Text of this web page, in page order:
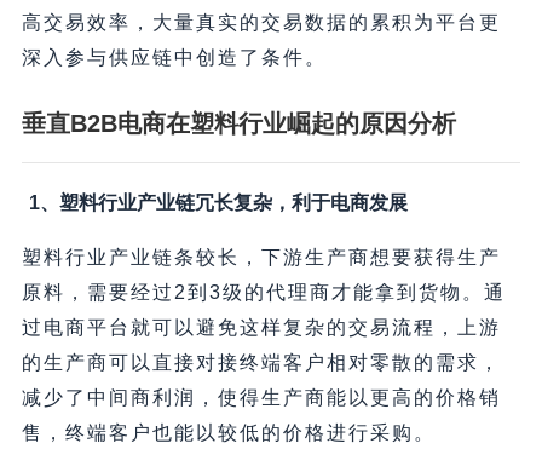
高交易效率，大量真实的交易数据的累积为平台更
深入参与供应链中创造了条件。
垂直B2B电商在塑料行业崛起的原因分析
1、塑料行业产业链冗长复杂，利于电商发展
塑料行业产业链条较长，下游生产商想要获得生产
原料，需要经过2到3级的代理商才能拿到货物。通
过电商平台就可以避免这样复杂的交易流程，上游
的生产商可以直接对接终端客户相对零散的需求，
减少了中间商利润，使得生产商能以更高的价格销
售，终端客户也能以较低的价格进行采购。